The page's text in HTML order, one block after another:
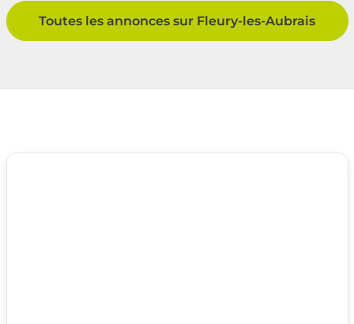
Toutes les annonces sur Fleury-les-Aubrais